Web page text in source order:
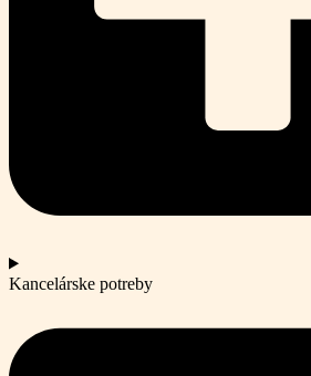
Kancelárske potreby